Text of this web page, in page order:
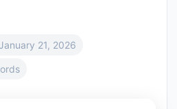
January 21, 2026